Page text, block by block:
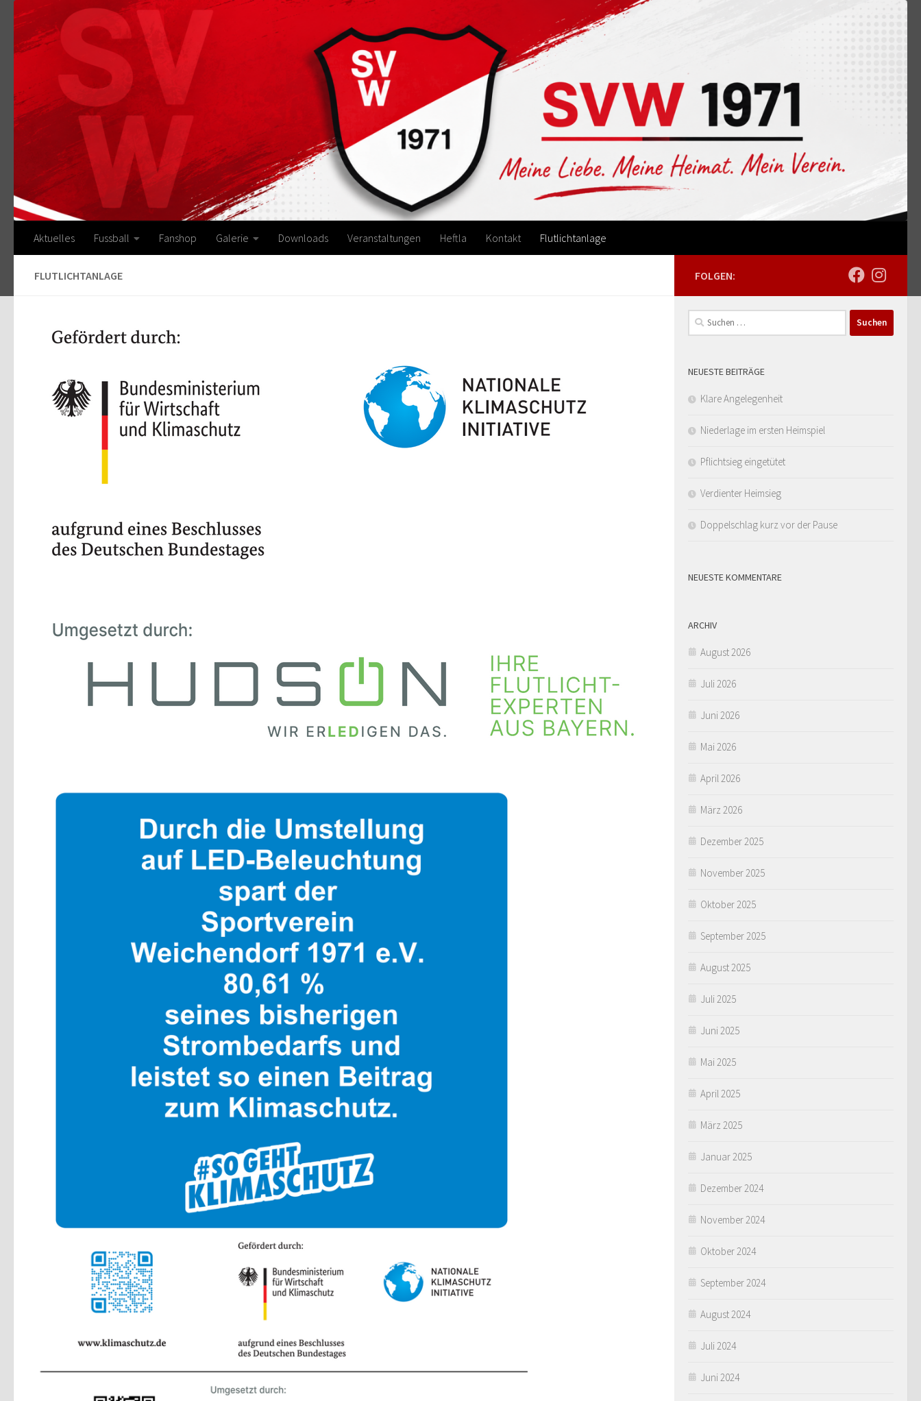
Zum Inhalt springen
Aktuelles Fussball Fanshop Galerie Downloads Veranstaltungen Heftla Kontakt Flutlichtanlage
FLUTLICHTANLAGE FOLGEN:
Suchen
nach:
NEUESTE BEITRÄGE
Klare Angelegenheit
Niederlage im ersten Heimspiel
Pflichtsieg eingetütet
Verdienter Heimsieg
Doppelschlag kurz vor der Pause
NEUESTE KOMMENTARE
ARCHIV
August 2026
Juli 2026
Juni 2026
Mai 2026
April 2026
März 2026
Dezember 2025
November 2025
Oktober 2025
September 2025
August 2025
Juli 2025
Juni 2025
Mai 2025
April 2025
März 2025
Januar 2025
Dezember 2024
November 2024
Oktober 2024
September 2024
August 2024
Juli 2024
Juni 2024